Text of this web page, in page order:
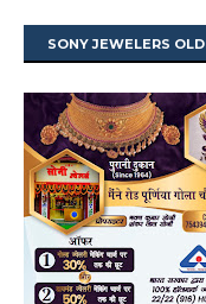
SONY JEWELERS OLD